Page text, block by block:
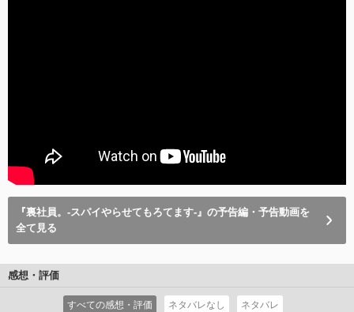
『裏社員。-スパイやらせてもろてます‐』の予告編・予告動画を
全て見る
感想・評価
すべての感想・評価 ネタバレなし ネタバレ